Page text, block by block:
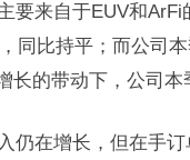
要来自于EUV和
同比持平；而公司
长的带动下，公司本
仍在增长，但在手